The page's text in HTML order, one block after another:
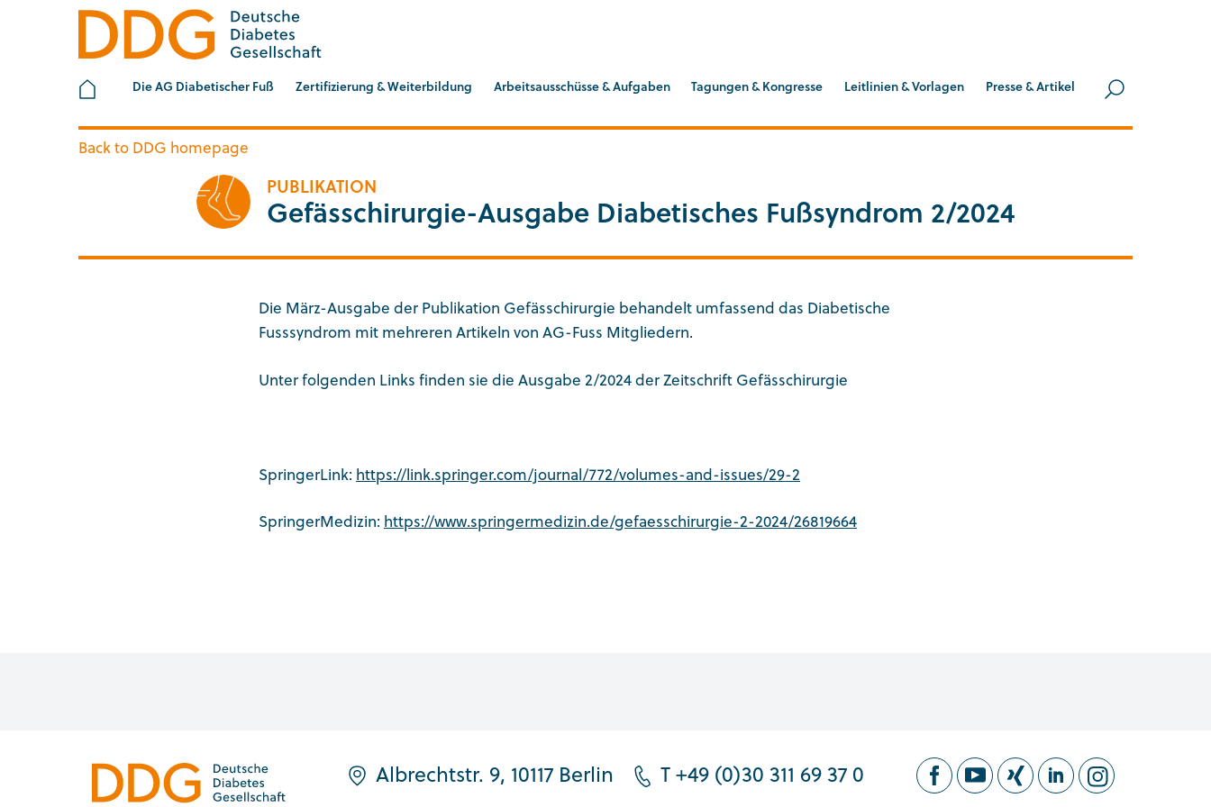
ZUM HAUPTINHALT SPRINGEN ZUR SUCHE SPRINGEN
Startseite
Die AG Diabetischer Fuß Zertifizierung & Weiterbildung Arbeitsausschüsse & Aufgaben Tagungen & Kongresse Leitlinien & Vorlagen Presse & Artikel Suche
PUBLIKATION
Gefässchirurgie-Ausgabe Diabetisches Fußsyndrom 2/2024
Back to DDG homepage
Die März-Ausgabe der Publikation Gefässchirurgie behandelt umfassend das Diabetische
Fusssyndrom mit mehreren Artikeln von AG-Fuss Mitgliedern.
Unter folgenden Links finden sie die Ausgabe 2/2024 der Zeitschrift Gefässchirurgie
SpringerLink: https://link.springer.com/journal/772/volumes-and-issues/29-2
SpringerMedizin: https://www.springermedizin.de/gefaesschirurgie-2-2024/26819664
Albrechtstr. 9, 10117 Berlin T +49 (0)30 311 69 37 0 FOLLOW US ON OUR SOCIAL
FacebookYoutubeXing LinkedInInstagram